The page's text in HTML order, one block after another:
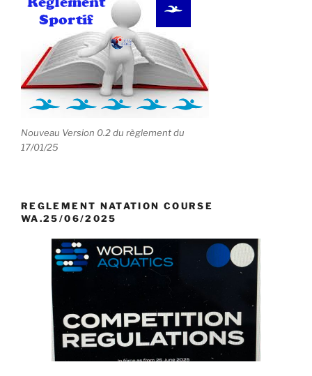
Nouveau Version 0.2 du règlement du
17/01/25
REGLEMENT NATATION COURSE
WA.25/06/2025